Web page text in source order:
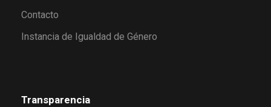
Contacto
Instancia de Igualdad de Género
Transparencia